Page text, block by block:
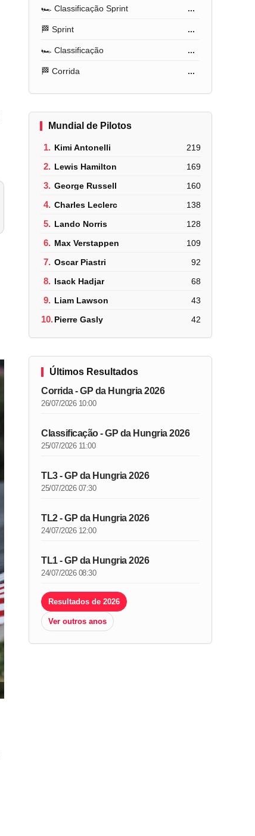
🏎️ Classificação Sprint ...
🏁 Sprint ...
🏎️ Classificação ...
🏁 Corrida ...
Mundial de Pilotos
1. Kimi Antonelli 219
2. Lewis Hamilton 169
3. George Russell 160
4. Charles Leclerc 138
5. Lando Norris 128
6. Max Verstappen 109
7. Oscar Piastri 92
8. Isack Hadjar 68
9. Liam Lawson 43
10.Pierre Gasly 42
Últimos Resultados
Corrida - GP da Hungria 2026
26/07/2026 10:00
Classificação - GP da Hungria 2026
25/07/2026 11:00
TL3 - GP da Hungria 2026
25/07/2026 07:30
TL2 - GP da Hungria 2026
24/07/2026 12:00
TL1 - GP da Hungria 2026
24/07/2026 08:30
Resultados de 2026
Ver outros anos